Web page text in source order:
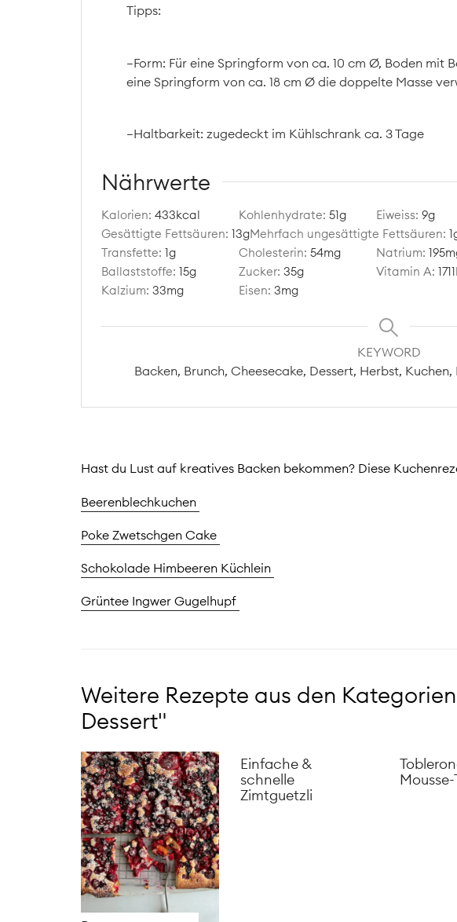
Tipps:
–Form: Für eine Springform von ca. 10 cm Ø, Boden mit
eine Springform von ca. 18 cm Ø die doppelte Masse
–Haltbarkeit: zugedeckt im Kühlschrank ca. 3 Tage
Nährwerte
Kalorien: 433kcal Kohlenhydrate: 51g Eiweiss: 9g
Gesättigte Fettsäuren: 13gMehrfach ungesättigte Fettsäuren: 1
Transfette: 1g Cholesterin: 54mg Natrium: 195
Ballaststoffe: 15g Zucker: 35g Vitamin A: 1711
Kalzium: 33mg Eisen: 3mg
KEYWORD
Backen, Brunch, Cheesecake, Dessert, Herbst,
Hast du Lust auf kreatives Backen bekommen? Diese
Beerenblechkuchen
Poke Zwetschgen Cake
Schokolade Himbeeren Küchlein
Grüntee Ingwer Gugelhupf
Weitere Rezepte aus den
Dessert"
Einfache &
schnelle
Zimtguetzli